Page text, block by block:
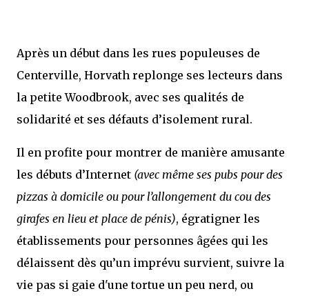
Après un début dans les rues populeuses de
Centerville, Horvath replonge ses lecteurs dans
la petite Woodbrook, avec ses qualités de
solidarité et ses défauts d’isolement rural.
Il en profite pour montrer de manière amusante
les débuts d’Internet (avec même ses pubs pour des
pizzas à domicile ou pour l’allongement du cou des
girafes en lieu et place de pénis), égratigner les
établissements pour personnes âgées qui les
délaissent dès qu’un imprévu survient, suivre la
vie pas si gaie d'une tortue un peu nerd, ou